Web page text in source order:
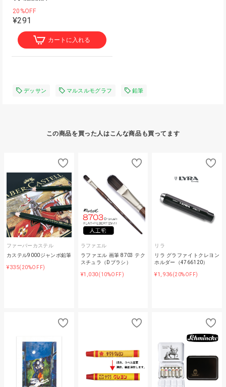
20%OFF
¥291
カートに入れる
デッサン マルスルモグラフ 鉛筆
この商品を買った人はこんな商品も買ってます
ファーバーカステル
カステル9000ジャンボ鉛筆
¥335(20%OFF)
ラファエル
ラファエル 画筆 8703 テク
スチュラ（Dブラシ）
¥1,030(10%OFF)
リラ
リラ グラファイトクレヨン
ホルダー（4766120）
¥1,936(20%OFF)